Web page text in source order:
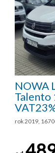
NOWA
Talento
rok 2019,